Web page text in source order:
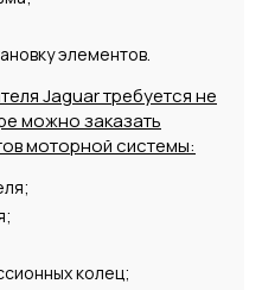
элементов.
Jaguar требуется не
можно заказать
моторной системы:
колец;